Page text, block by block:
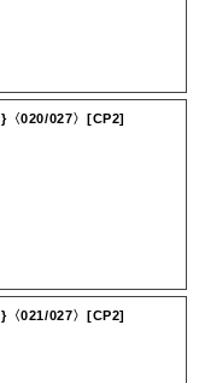
〈020/027〉[CP2]
〈021/027〉[CP2]